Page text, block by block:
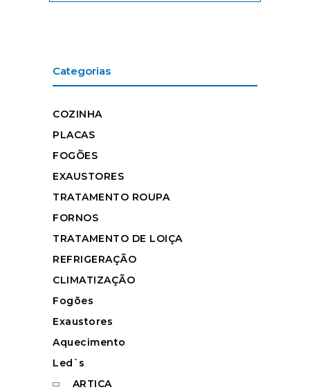
Categorias
COZINHA
PLACAS
FOGÕES
EXAUSTORES
TRATAMENTO ROUPA
FORNOS
TRATAMENTO DE LOIÇA
REFRIGERAÇÃO
CLIMATIZAÇÃO
Fogões
Exaustores
Aquecimento
Led`s
ARTICA